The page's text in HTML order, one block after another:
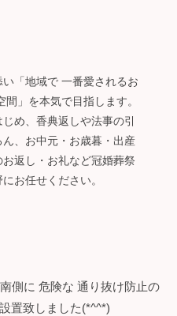
「地域で 一番愛されるお
」を本気で目指します。
め、香典返しや法事の引
、お中元・お歳暮・出産
返し・お礼など冠婚葬祭
お任せください。
側に 危険な 通り抜け防止の
置致しました(*^^*)